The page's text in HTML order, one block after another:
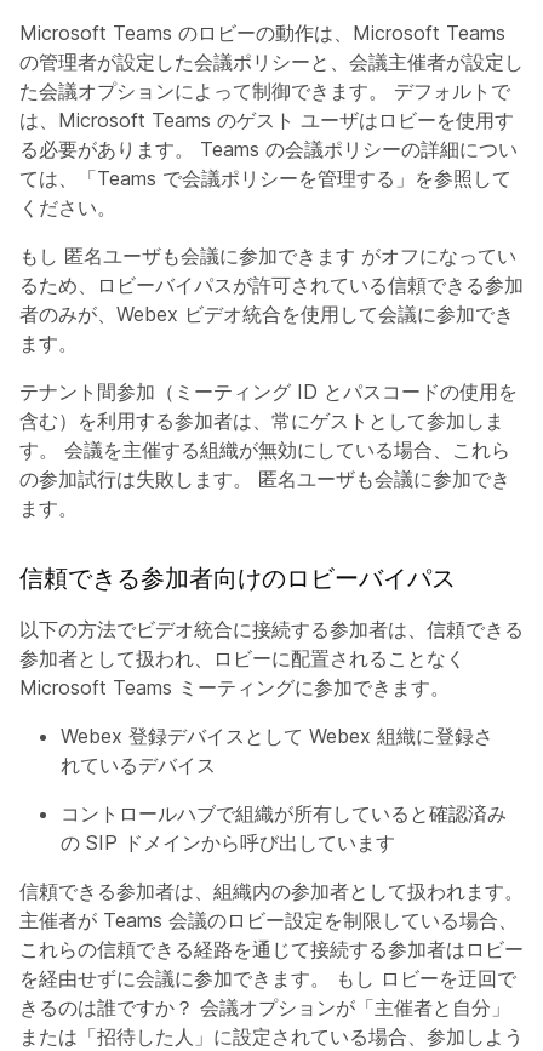
Microsoft Teams のロビーの動作は、Microsoft Teams
の管理者が設定した会議ポリシーと、会議主催者が設定し
た会議オプションによって制御できます。 デフォルトで
は、Microsoft Teams のゲスト ユーザはロビーを使用す
る必要があります。 Teams の会議ポリシーの詳細につい
ては、「Teams で会議ポリシーを管理する」を参照して
ください。
もし 匿名ユーザも会議に参加できます がオフになってい
るため、ロビーバイパスが許可されている信頼できる参加
者のみが、Webex ビデオ統合を使用して会議に参加でき
ます。
テナント間参加（ミーティング ID とパスコードの使用を
含む）を利用する参加者は、常にゲストとして参加しま
す。 会議を主催する組織が無効にしている場合、これら
の参加試行は失敗します。 匿名ユーザも会議に参加でき
ます。
信頼できる参加者向けのロビーバイパス
以下の方法でビデオ統合に接続する参加者は、信頼できる
参加者として扱われ、ロビーに配置されることなく
Microsoft Teams ミーティングに参加できます。
Webex 登録デバイスとして Webex 組織に登録さ
れているデバイス
コントロールハブで組織が所有していると確認済み
の SIP ドメインから呼び出しています
信頼できる参加者は、組織内の参加者として扱われます。
主催者が Teams 会議のロビー設定を制限している場合、
これらの信頼できる経路を通じて接続する参加者はロビー
を経由せずに会議に参加できます。 もし ロビーを迂回で
きるのは誰ですか？ 会議オプションが「主催者と自分」
または「招待した人」に設定されている場合、参加しよう